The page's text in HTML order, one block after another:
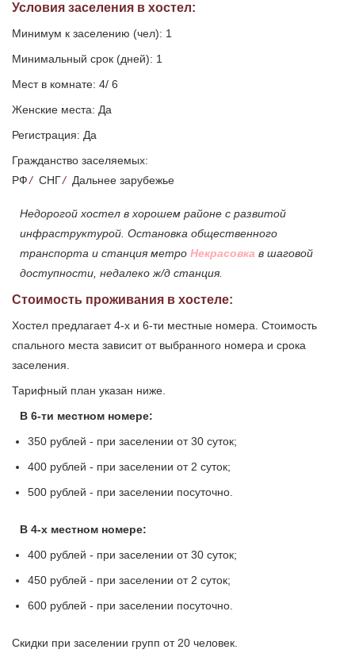
Условия заселения в хостел:
Минимум к заселению (чел): 1
Минимальный срок (дней): 1
Мест в комнате: 4/ 6
Женские места: Да
Регистрация: Да
Гражданство заселяемых:
РФ/ СНГ/ Дальнее зарубежье
Недорогой хостел в хорошем районе с развитой
инфраструктурой. Остановка общественного
транспорта и станция метро Некрасовка в шаговой
доступности, недалеко ж/д станция.
Стоимость проживания в хостеле:
Хостел предлагает 4-х и 6-ти местные номера. Стоимость
спального места зависит от выбранного номера и срока
заселения.
Тарифный план указан ниже.
В 6-ти местном номере:
350 рублей - при заселении от 30 суток;
400 рублей - при заселении от 2 суток;
500 рублей - при заселении посуточно.
В 4-х местном номере:
400 рублей - при заселении от 30 суток;
450 рублей - при заселении от 2 суток;
600 рублей - при заселении посуточно.
Скидки при заселении групп от 20 человек.